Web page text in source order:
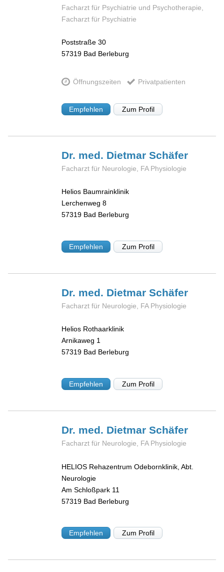
Facharzt für Psychiatrie und Psychotherapie,
Facharzt für Psychiatrie
Poststraße 30
57319 Bad Berleburg
Öffnungszeiten Privatpatienten
Empfehlen Zum Profil
Dr. med. DietmarSchäfer
Facharzt für Neurologie, FA Physiologie
Helios Baumrainklinik
Lerchenweg 8
57319 Bad Berleburg
Empfehlen Zum Profil
Dr. med. DietmarSchäfer
Facharzt für Neurologie, FA Physiologie
Helios Rothaarklinik
Arnikaweg 1
57319 Bad Berleburg
Empfehlen Zum Profil
Dr. med. DietmarSchäfer
Facharzt für Neurologie, FA Physiologie
HELIOS Rehazentrum Odebornklinik, Abt.
Neurologie
Am Schloßpark 11
57319 Bad Berleburg
Empfehlen Zum Profil